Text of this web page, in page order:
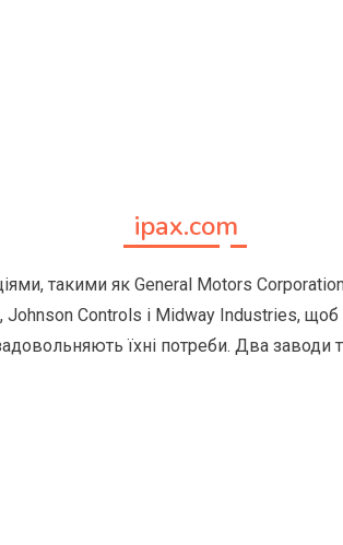
ipax.com
такими як General Motors
Johnson Controls і Midway Industries,
їхні потреби. Два